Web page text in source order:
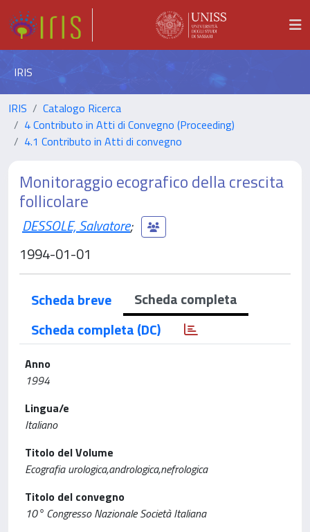
IRIS
IRIS
Catalogo Ricerca
4 Contributo in Atti di Convegno (Proceeding)
4.1 Contributo in Atti di convegno
Monitoraggio ecografico della crescita
follicolare
DESSOLE, Salvatore;
1994-01-01
Scheda breve
Scheda completa
Scheda completa (DC)
Anno
1994
Lingua/e
Italiano
Titolo del Volume
Ecografia urologica,andrologica,nefrologica
Titolo del convegno
10° Congresso Nazionale Società Italiana